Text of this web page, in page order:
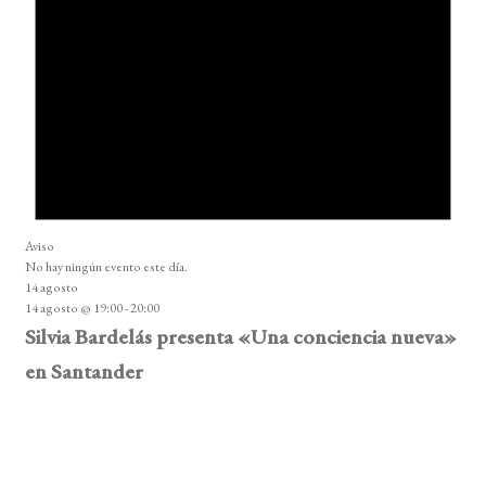
Aviso
No hay ningún evento este día.
14 agosto
14 agosto @ 19:00-20:00
Silvia Bardelás presenta «Una conciencia nueva»
en Santander